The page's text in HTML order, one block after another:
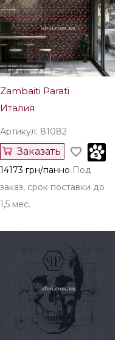
Zambaiti Parati
Италия
Артикул: 81082
Заказать
14173 грн/панно Под
заказ, срок поставки до
1,5 мес.